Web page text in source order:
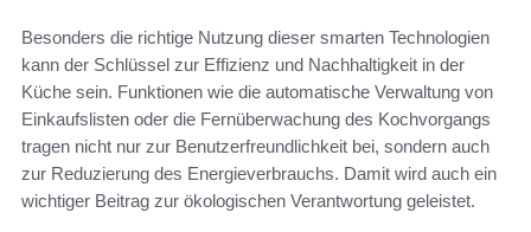
Besonders die richtige Nutzung dieser smarten Technologien
kann der Schlüssel zur Effizienz und Nachhaltigkeit in der
Küche sein. Funktionen wie die automatische Verwaltung von
Einkaufslisten oder die Fernüberwachung des Kochvorgangs
tragen nicht nur zur Benutzerfreundlichkeit bei, sondern auch
zur Reduzierung des Energieverbrauchs. Damit wird auch ein
wichtiger Beitrag zur ökologischen Verantwortung geleistet.